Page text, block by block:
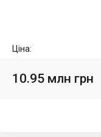
Ціна:
10.95 млн грн